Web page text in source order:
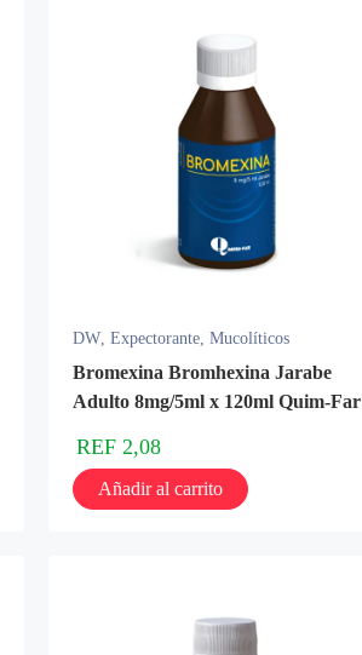
DW, Expectorante, Mucolíticos
Bromexina Bromhexina Jarabe
Adulto 8mg/5ml x 120ml Quim-Far
REF 2,08
Añadir al carrito